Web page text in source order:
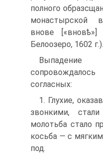
полного
монастырской
внове
Белоозеро, 1602 г.).
согласных:
1. Глухие,
звонкими,
молотьба стало
косьба — с
под.